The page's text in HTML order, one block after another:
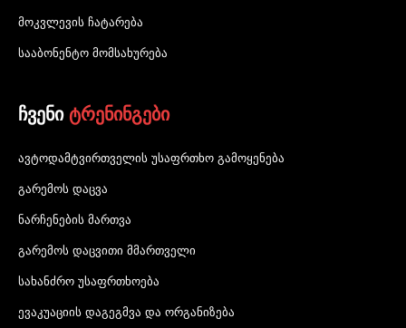
მოკვლევის ჩატარება
სააბონენტო მომსახურება
ჩვენი ტრენინგები
ავტოდამტვირთველის უსაფრთხო გამოყენება
გარემოს დაცვა
ნარჩენების მართვა
გარემოს დაცვითი მმართველი
სახანძრო უსაფრთხოება
ევაკუაციის დაგეგმვა და ორგანიზება